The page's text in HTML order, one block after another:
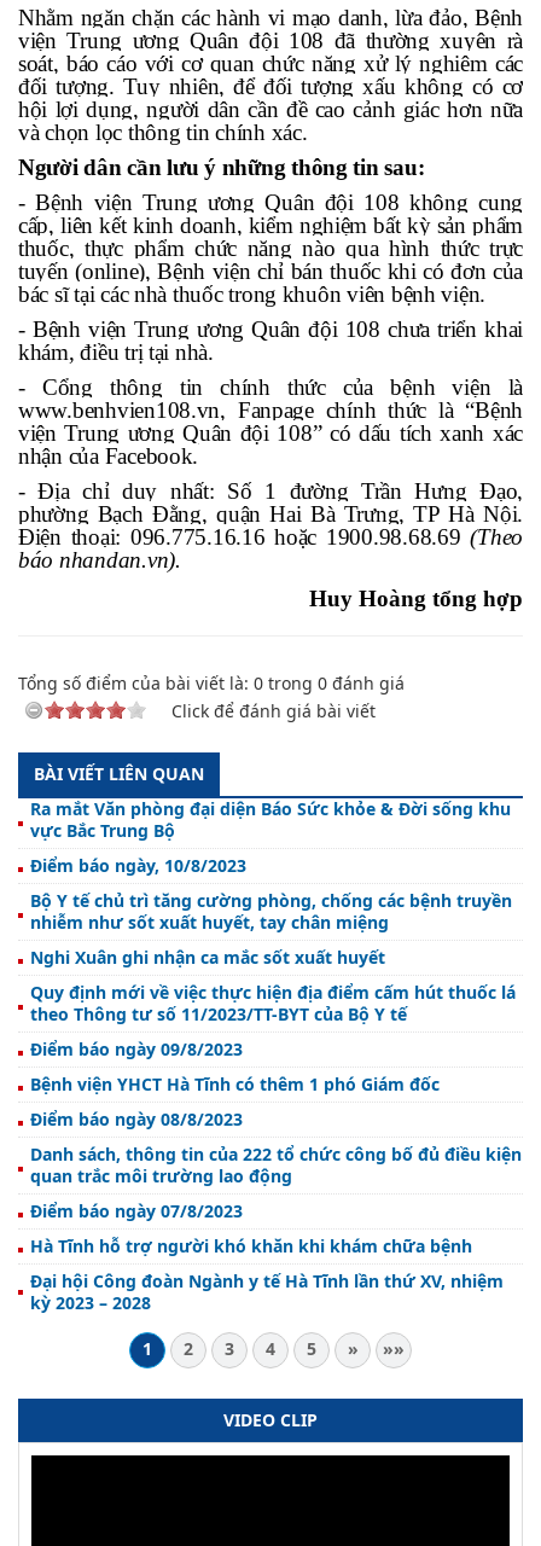
Nhằm ngăn chặn các hành vi mạo danh, lừa đảo, Bệnh
viện Trung ương Quân đội 108 đã thường xuyên rà
soát, báo cáo với cơ quan chức năng xử lý nghiêm các
đối tượng. Tuy nhiên, để đối tượng xấu không có cơ
hội lợi dụng, người dân cần đề cao cảnh giác hơn nữa
và chọn lọc thông tin chính xác.
Người dân cần lưu ý những thông tin sau:
- Bệnh viện Trung ương Quân đội 108 không cung
cấp, liên kết kinh doanh, kiểm nghiệm bất kỳ sản phẩm
thuốc, thực phẩm chức năng nào qua hình thức trực
tuyến (online), Bệnh viện chỉ bán thuốc khi có đơn của
bác sĩ tại các nhà thuốc trong khuôn viên bệnh viện.
- Bệnh viện Trung ương Quân đội 108 chưa triển khai
khám, điều trị tại nhà.
- Cổng thông tin chính thức của bệnh viện là
www.benhvien108.vn, Fanpage chính thức là “Bệnh
viện Trung ương Quân đội 108” có dấu tích xanh xác
nhận của Facebook.
- Địa chỉ duy nhất: Số 1 đường Trần Hưng Đạo,
phường Bạch Đằng, quận Hai Bà Trưng, TP Hà Nội.
Điện thoại: 096.775.16.16 hoặc 1900.98.68.69(Theo
báo nhandan.vn).
Huy Hoàng tổng hợp
Tổng số điểm của bài viết là: 0 trong 0 đánh giá
Click để đánh giá bài viết
BÀI VIẾT LIÊN QUAN
Ra mắt Văn phòng đại diện Báo Sức khỏe & Đời sống khu
vực Bắc Trung Bộ
Điểm báo ngày, 10/8/2023
Bộ Y tế chủ trì tăng cường phòng, chống các bệnh truyền
nhiễm như sốt xuất huyết, tay chân miệng
Nghi Xuân ghi nhận ca mắc sốt xuất huyết
Quy định mới về việc thực hiện địa điểm cấm hút thuốc lá
theo Thông tư số 11/2023/TT-BYT của Bộ Y tế
Điểm báo ngày 09/8/2023
Bệnh viện YHCT Hà Tĩnh có thêm 1 phó Giám đốc
Điểm báo ngày 08/8/2023
Danh sách, thông tin của 222 tổ chức công bố đủ điều kiện
quan trắc môi trường lao động
Điểm báo ngày 07/8/2023
Hà Tĩnh hỗ trợ người khó khăn khi khám chữa bệnh
Đại hội Công đoàn Ngành y tế Hà Tĩnh lần thứ XV, nhiệm
kỳ 2023 – 2028
1
2 3 4 5 » »»
VIDEO CLIP